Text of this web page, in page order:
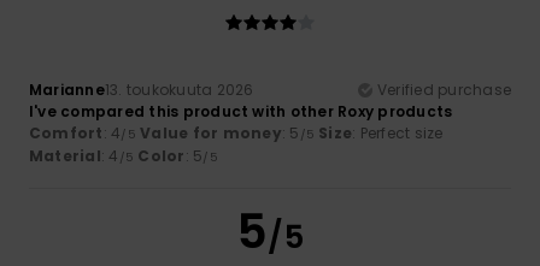
Marianne13. toukokuuta 2026
Verified purchase
I've compared this product with other Roxy products
Comfort: 4/5 Value for money: 5 /5 Size: Perfect size
Material: 4 /5 Color: 5/5
5/5